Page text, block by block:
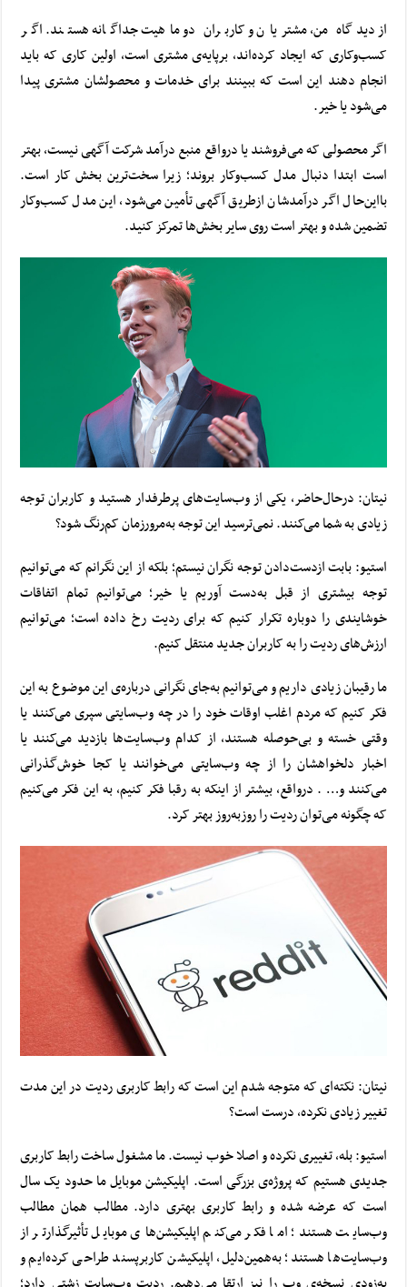
از دیدگاه من، مشتریان و کاربران دو ماهیت جداگانه هستند. اگر
کسب‌وکاری که ایجاد کرده‌اند، برپایه‌ی مشتری است، اولین کاری که باید
انجام دهند این است که ببینند برای خدمات و محصولشان مشتری پیدا
می‌شود یا خیر.
اگر محصولی که می‌فروشند یا درواقع منبع درآمد شرکت آگهی نیست، بهتر
است ابتدا دنبال مدل کسب‌وکار بروند؛ زیرا سخت‌ترین بخش کار است.
بااین‌حال اگر درآمدشان ازطریق آگهی تأمین می‌شود، این مدل کسب‌وکار
تضمین شده و بهتر است روی سایر بخش‌ها تمرکز کنید.
نیتان: در‌حال‌حاضر، یکی از وب‌سایت‌های پرطرفدار هستید و کاربران توجه
زیادی به شما می‌کنند. نمی‌ترسید این توجه به‌مرورزمان کم‌رنگ شود؟
استیو: بابت ازدست‌دادن توجه نگران نیستم؛ بلکه از این نگرانم که می‌توانیم
توجه بیشتری از قبل به‌دست آوریم یا خیر؛ می‌توانیم تمام اتفاقات
خوشایندی را دوباره تکرار کنیم که برای ردیت رخ داده است؛ می‌توانیم
ارزش‌های ردیت را به کاربران جدید منتقل کنیم.
ما رقیبان زیادی داریم و می‌توانیم به‌جای نگرانی درباره‌ی این موضوع به این
فکر کنیم که مردم اغلب اوقات خود را در چه وب‌سایتی سپری می‌کنند یا
وقتی خسته و بی‌حوصله هستند، از کدام وب‌سایت‌ها بازدید می‌کنند یا
اخبار دلخواهشان را از چه وب‌سایتی می‌خوانند یا کجا خوش‌گذرانی
می‌کنند و… . درواقع، بیشتر از اینکه به رقبا فکر کنیم، به این فکر می‌کنیم
که چگونه می‌توان ردیت را روزبه‌روز بهتر کرد.
نیتان: نکته‌ای که متوجه شدم این است که رابط کاربری ردیت در این مدت
تغییر زیادی نکرده، درست است؟
استیو: بله، تغییری نکرده و اصلا خوب نیست. ما مشغول ساخت رابط کاربری
جدیدی هستیم که پروژه‌ی بزرگی است. اپلیکیشن موبایل ما حدود یک سال
است که عرضه شده و رابط کاربری بهتری دارد. مطالب همان مطالب
وب‌سایت هستند؛ اما فکر می‌کنم اپلیکیشن‌های موبایل تأثیرگذارتر از
وب‌سایت‌ها هستند؛ به‌همین‌دلیل، اپلیکیشن کاربرپسند طراحی کرده‌ایم و